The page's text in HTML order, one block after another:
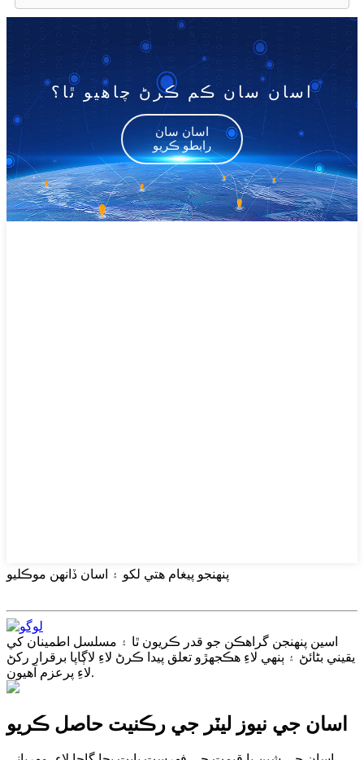
اسان سان ڪم ڪرڻ چاهيو ٿا؟
اسان سان
رابطو ڪريو
پنهنجو پيغام هتي لکو ۽ اسان ڏانهن موڪليو
اسين پنهنجن گراهڪن جو قدر ڪريون ٿا ۽ مسلسل اطمينان کي
يقيني بڻائڻ ۽ ٻنهي لاءِ هڪجهڙو تعلق پيدا ڪرڻ لاءِ لاڳاپا برقرار رکڻ
لاءِ پرعزم آهيون.
اسان جي نيوز ليٽر جي رڪنيت حاصل ڪريو